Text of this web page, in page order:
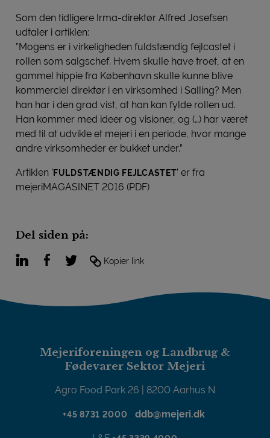
Som den tidligere Irma-direktør Alfred Josefsen
udtaler i artiklen:
”Mogens er i virkeligheden fuldstændig fejlcastet i
rollen som salgschef. Hvem skulle have troet, at en
gammel hippie fra København skulle kunne blive
kommerciel direktør i en virksomhed i Salling? Men
han har i den grad vist, at han kan fylde rollen ud.
Han kommer med ideer og visioner, og (…) har været
med til at udvikle et mejeri i en periode, hvor mange
andre virksomheder er bukket under.”
Artiklen ’ FULDSTÆNDIG FEJLCASTET’ er fra
mejeriMAGASINET 2016 (PDF)
Del siden på:
LinkedInFacebook
TwitterKopier link
Mejeriforeningen og Landbrug &
Fødevarer Sektor Mejeri
Agro Food Park 26 | 8200 Aarhus N
+45 8731 2000 ddb@mejeri.dk